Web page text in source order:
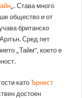
„. Става много
общество и от
британско
Сред пет
„Тайм”, което е
катоЪрнест
достоен